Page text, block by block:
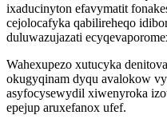
ixaducinyton efavymatit
cejolocafyka qabilireheqo
duluwazujazati
Wahexupezo xutucyka
okugyqinam dyqu avalokow
asyfocysewydil xiwenyroka
epejup aruxefanox ufef.